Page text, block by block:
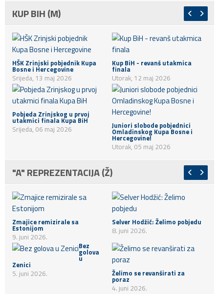
KUP BIH (M)
HŠK Zrinjski pobjednik Kupa
Bosne i Hercegovine
Srijeda, 13 maj 2026
Kup BiH - revanš utakmica
finala
Utorak, 12 maj 2026
Pobjeda Zrinjskog u prvoj
utakmici finala Kupa BiH
Srijeda, 06 maj 2026
Juniori slobode pobjednici
Omladinskog Kupa Bosne i
Hercegovine!
Utorak, 05 maj 2026
"A" REPREZENTACIJA (Ž)
Zmajice remizirale sa
Estonijom
9. juni 2026.
Selver Hodžić: Želimo pobjedu
8. juni 2026.
Bez
golova
u
Zenici
5. juni 2026.
Želimo se revanširati za
poraz
4. juni 2026.